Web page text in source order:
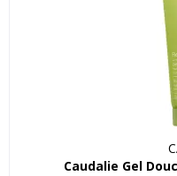
Caudalie Gel